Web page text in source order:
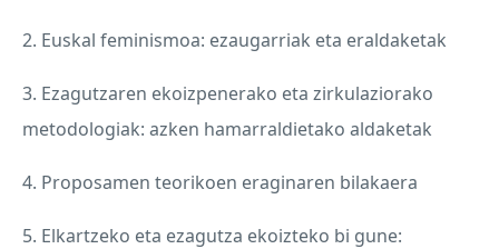
2. Euskal feminismoa: ezaugarriak eta eraldaketak
3. Ezagutzaren ekoizpenerako eta zirkulaziorako
metodologiak: azken hamarraldietako aldaketak
4. Proposamen teorikoen eraginaren bilakaera
5. Elkartzeko eta ezagutza ekoizteko bi gune: